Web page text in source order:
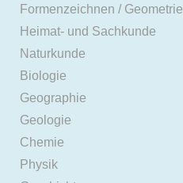
Formenzeichnen / Geometrie
Heimat- und Sachkunde
Naturkunde
Biologie
Geographie
Geologie
Chemie
Physik